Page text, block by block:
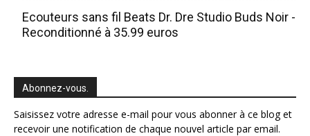
Ecouteurs sans fil Beats Dr. Dre Studio Buds Noir -
Reconditionné à 35.99 euros
Abonnez-vous.
Saisissez votre adresse e-mail pour vous abonner à ce blog et
recevoir une notification de chaque nouvel article par email.